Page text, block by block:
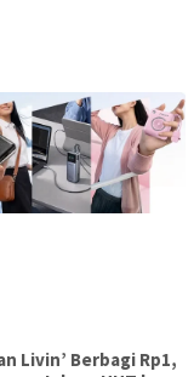
Livin’ Berbagi Rp1,